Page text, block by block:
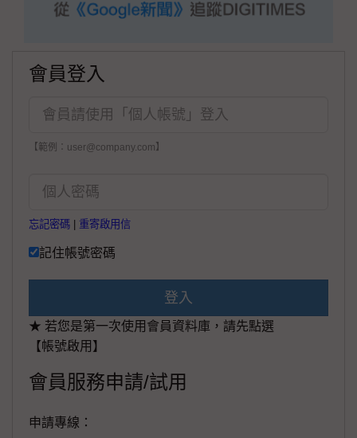
會員登入
【範例：user@company.com】
忘記密碼 重寄啟用信
記住帳號密碼
登入
★ 若您是第一次使用會員資料庫，請先點選
【帳號啟用】
會員服務申請/試用
申請專線：